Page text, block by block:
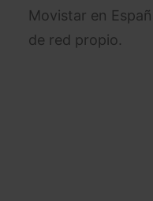
Movistar en
de red propio.